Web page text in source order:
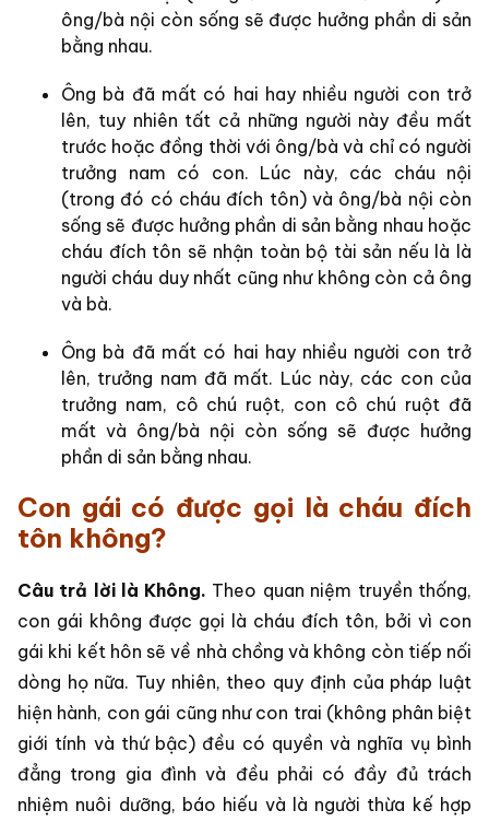
ông/bà nội còn sống sẽ được hưởng phần di sản
bằng nhau.
Ông bà đã mất có hai hay nhiều người con trở
lên, tuy nhiên tất cả những người này đều mất
trước hoặc đồng thời với ông/bà và chỉ có người
trưởng nam có con. Lúc này, các cháu nội
(trong đó có cháu đích tôn) và ông/bà nội còn
sống sẽ được hưởng phần di sản bằng nhau hoặc
cháu đích tôn sẽ nhận toàn bộ tài sản nếu là là
người cháu duy nhất cũng như không còn cả ông
và bà.
Ông bà đã mất có hai hay nhiều người con trở
lên, trưởng nam đã mất. Lúc này, các con của
trưởng nam, cô chú ruột, con cô chú ruột đã
mất và ông/bà nội còn sống sẽ được hưởng
phần di sản bằng nhau.
Con gái có được gọi là cháu đích
tôn không?
Câu trả lời là Không. Theo quan niệm truyền thống,
con gái không được gọi là cháu đích tôn, bởi vì con
gái khi kết hôn sẽ về nhà chồng và không còn tiếp nối
dòng họ nữa. Tuy nhiên, theo quy định của pháp luật
hiện hành, con gái cũng như con trai (không phân biệt
giới tính và thứ bậc) đều có quyền và nghĩa vụ bình
đẳng trong gia đình và đều phải có đầy đủ trách
nhiệm nuôi dưỡng, báo hiếu và là người thừa kế hợp